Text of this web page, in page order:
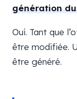
génération
Oui. Tant que
être modifiée.
être généré.